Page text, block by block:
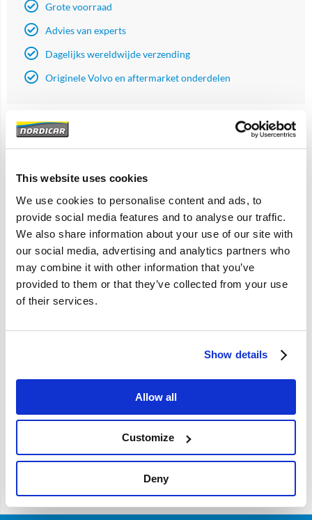
This website uses cookies
We use cookies to personalise content and ads, to
provide social media features and to analyse our traffic.
We also share information about your use of our site with
our social media, advertising and analytics partners who
may combine it with other information that you’ve
provided to them or that they’ve collected from your use
of their services.
Show details
Allow all
Customize
Deny
Grote voorraad
Advies van experts
Dagelijks wereldwijde verzending
Originele Volvo en aftermarket onderdelen
Artikelomschrijving
444 445
Specificaties
Merk Vantage